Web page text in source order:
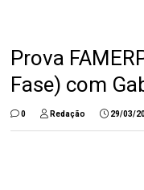
Prova
Fase) com
0 Redação 29/03/